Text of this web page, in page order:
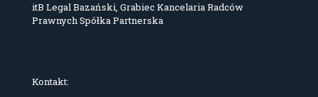
itB Legal Bazański, Grabiec Kancelaria Radców
Prawnych Spółka Partnerska
Kontakt: